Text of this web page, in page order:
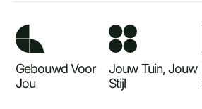
Gebouwd Voor
Jou
Jouw Tuin, Jouw
Stijl